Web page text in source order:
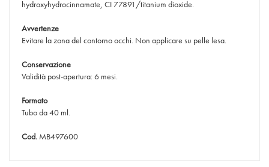
hydroxyhydrocinnamate, CI 77891/titanium dioxide.
Avvertenze
Evitare la zona del contorno occhi. Non applicare su pelle lesa.
Conservazione
Validità post-apertura: 6 mesi.
Formato
Tubo da 40 ml.
Cod. MB497600